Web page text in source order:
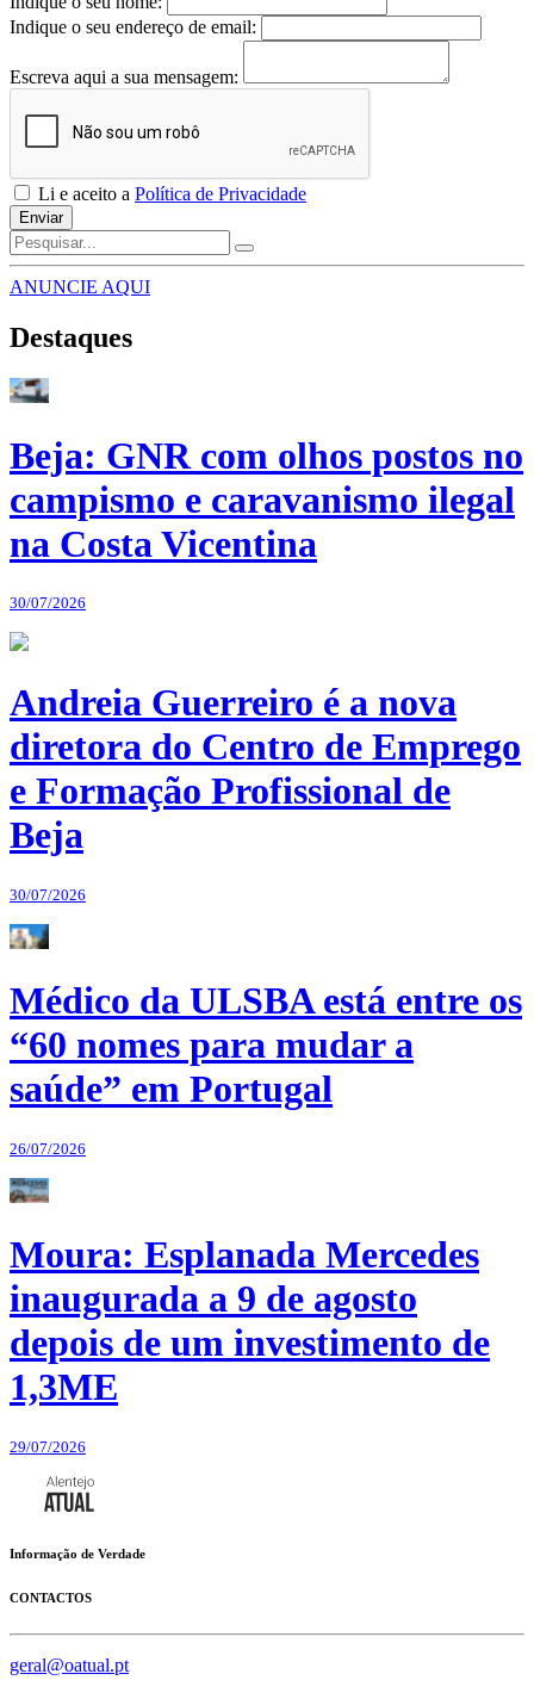
Indique o seu endereço de email:
Escreva aqui a sua mensagem:
Li e aceito a Política de Privacidade
Enviar
ANUNCIE AQUI
Destaques
Beja: GNR com olhos postos no
campismo e caravanismo ilegal
na Costa Vicentina
30/07/2026
Andreia Guerreiro é a nova
diretora do Centro de Emprego
e Formação Profissional de
Beja
30/07/2026
Médico da ULSBA está entre os
“60 nomes para mudar a
saúde” em Portugal
26/07/2026
Moura: Esplanada Mercedes
inaugurada a 9 de agosto
depois de um investimento de
1,3ME
29/07/2026
Informação de Verdade
CONTACTOS
geral@oatual.pt